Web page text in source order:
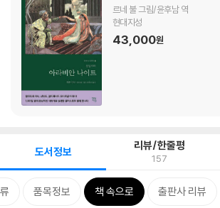
르네 불 그림/윤후남 역
현대지성
43,000원
도서정보 리뷰/한줄평
157
품목정보 책 속으로 출판사 리뷰